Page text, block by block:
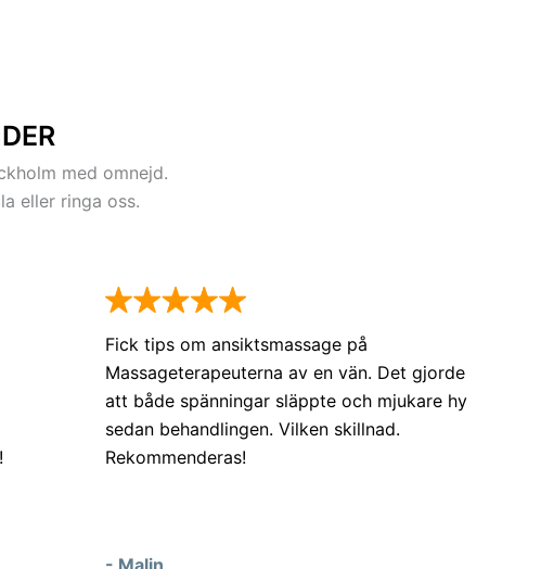
Väg, Wennerbergsgatan, Wivalliusgatan, etc
med omnejd.
eller ringa oss.
Fick tips om ansiktsmassage på
Massageterapeuterna av en vän. Det gjorde
att både spänningar släppte och mjukare hy
sedan behandlingen. Vilken skillnad.
Rekommenderas!